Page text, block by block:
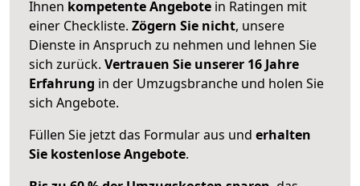
Ihnen kompetente Angebote in Ratingen mit
einer Checkliste. Zögern Sie nicht, unsere
Dienste in Anspruch zu nehmen und lehnen Sie
sich zurück. Vertrauen Sie unserer 16 Jahre
Erfahrung in der Umzugsbranche und holen Sie
sich Angebote.
Füllen Sie jetzt das Formular aus und erhalten
Sie kostenlose Angebote.